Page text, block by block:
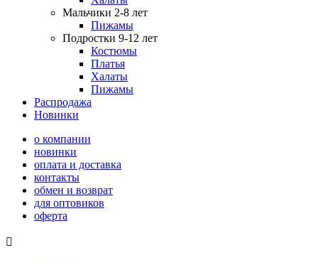
Мальчики 2-8 лет
Пижамы
Подростки 9-12 лет
Костюмы
Платья
Халаты
Пижамы
Распродажа
Новинки
о компании
новинки
оплата и доставка
контакты
обмен и возврат
для оптовиков
оферта
